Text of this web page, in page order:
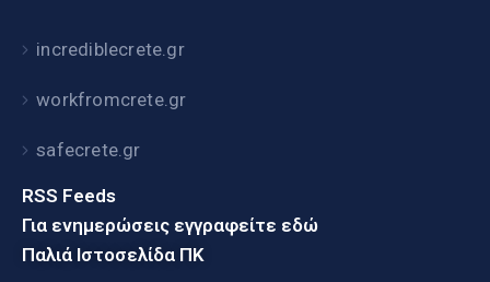
incrediblecrete.gr
workfromcrete.gr
safecrete.gr
RSS Feeds
Για ενημερώσεις εγγραφείτε εδώ
Παλιά Ιστοσελίδα ΠΚ